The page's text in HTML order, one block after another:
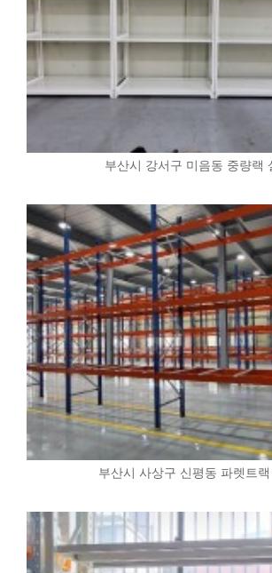
부산시 강서구 미음동 중량랙
부산시 사상구 신평동 파렛트